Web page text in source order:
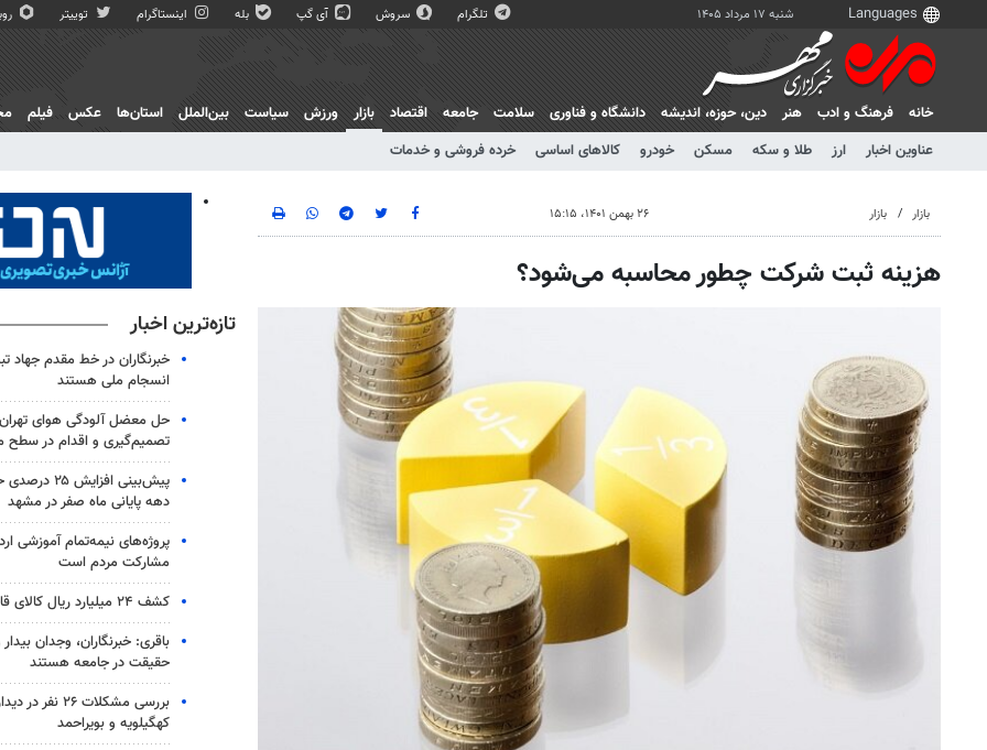
شنبه ۱۷ مرداد ۱۴۰۵ تلگرام سروش آی گپ بله اینستاگرام توییتر
خانه فرهنگ و ادب هنر دين، حوزه، انديشه دانشگاه و فناوری سلامت جامعه اقتصاد
بازار
عناوین اخبار
ارز طلا و سکه مسکن خودرو کالاهای اساسی خرده فروشی و خدمات
ورزش سیاست بین‌الملل استان‌ها عکس فیلم
بازار بازار ۲۶ بهمن ۱۴۰۱، ۱۵:۱۵
هزینه ثبت شرکت چطور محاسبه می‌شود؟
تازه‌ترین اخبار
خبرنگاران در خط مقدم جهاد
انسجام ملی هستند
حل معضل آلودگی هوای تهران
تصمیم‌گیری و اقدام در
پیش‌بینی
دهه پایانی ماه صفر در مشهد
پروژه‌های نیمه‌تمام آموزشی
مشارکت مردم است
کشف ۲۴ میلیارد ریال کالای قاچاق در هرمزگان
باقری: خبرنگاران، وجدان بیدار
حقیقت در جامعه هستند
بررسی مشکلات ۲۶
کهگیلویه و بویراحمد